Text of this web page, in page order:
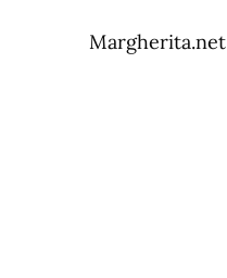
Margherita.net